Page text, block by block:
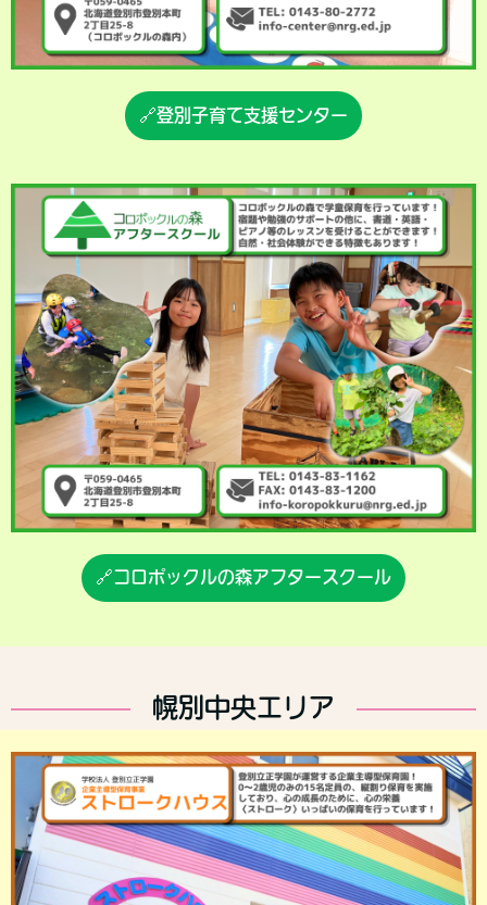
🔗登別子育て支援センター
🔗コロポックルの森アフタースクール
幌別中央エリア